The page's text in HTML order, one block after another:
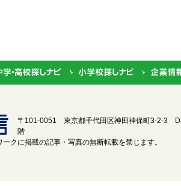
〒101-0051 東京都千代田区神田神保町3-2-3
階
クに掲載の記事・写真の無断転載を禁じます。